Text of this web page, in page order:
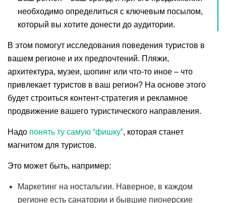
необходимо определиться с ключевым посылом,
который вы хотите донести до аудитории.
В этом помогут исследования поведения туристов в
вашем регионе и их предпочтений. Пляжи,
архитектура, музеи, шопинг или что-то иное – что
привлекает туристов в ваш регион? На основе этого
будет строиться контент-стратегия и рекламное
продвижение вашего туристического направления.
Надо понять ту самую “фишку”, которая станет
магнитом для туристов.
Это может быть, например:
Маркетинг на ностальгии. Наверное, в каждом
регионе есть санатории и бывшие пионерские